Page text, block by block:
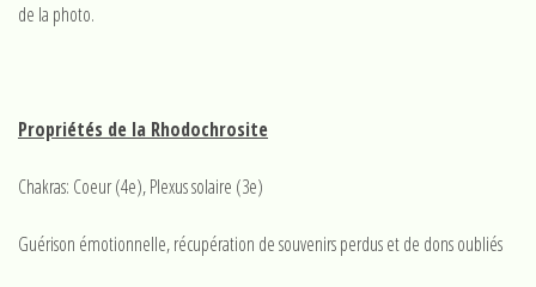
de la photo.
Propriétés de la Rhodochrosite
Chakras: Coeur (4e), Plexus solaire (3e)
Guérison émotionnelle, récupération de souvenirs perdus et de dons oubliés